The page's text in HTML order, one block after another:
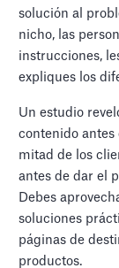
solución al
nicho, las
instrucciones,
expliques los
Un estudio
contenido antes
mitad de los
antes de dar el
Debes
soluciones
páginas de
productos.